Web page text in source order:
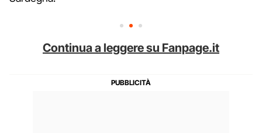
Continua a leggere su Fanpage.it